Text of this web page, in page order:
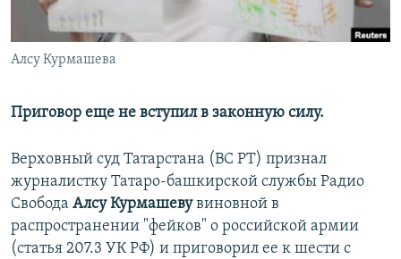
Все сайты РСЕ/РС
Алсу Курмашева
Приговор еще не вступил в законную силу.
Верховный суд Татарстана (ВС РТ) признал
журналистку Татаро-башкирской службы Радио
Свобода Алсу Курмашевувиновной в
распространении "фейков" о российской армии
(статья 207.3 УК РФ) и приговорил ее к шести с